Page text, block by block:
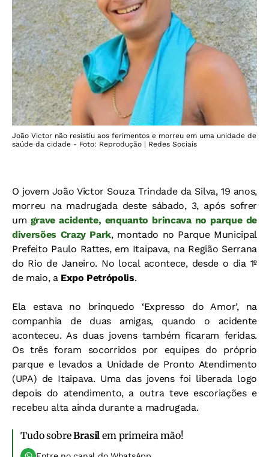
João Victor não resistiu aos ferimentos e morreu em uma unidade de
saúde da cidade - Foto: Reprodução | Redes Sociais
O jovem João Victor Souza Trindade da Silva, 19 anos,
morreu na madrugada deste sábado, 3, após sofrer
um grave acidente, enquanto brincava no parque de
diversões Crazy Park, montado no Parque Municipal
Prefeito Paulo Rattes, em Itaipava, na Região Serrana
do Rio de Janeiro. No local acontece, desde o dia 1º
de maio, a Expo Petrópolis.
Ela estava no brinquedo ‘Expresso do Amor’, na
companhia de duas amigas, quando o acidente
aconteceu. As duas jovens também ficaram feridas.
Os três foram socorridos por equipes do próprio
parque e levados a Unidade de Pronto Atendimento
(UPA) de Itaipava. Uma das jovens foi liberada logo
depois do atendimento, a outra teve escoriações e
recebeu alta ainda durante a madrugada.
Tudo sobreBrasil em primeira mão!